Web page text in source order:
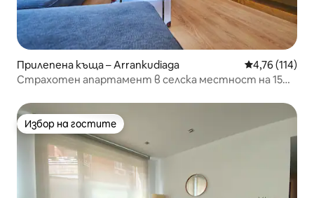
Прилепена къща – Arrankudiaga Средна
4,76 (114)
Страхотен апартамент в селска местност на 15
Избор на гостите
Избор на гостите